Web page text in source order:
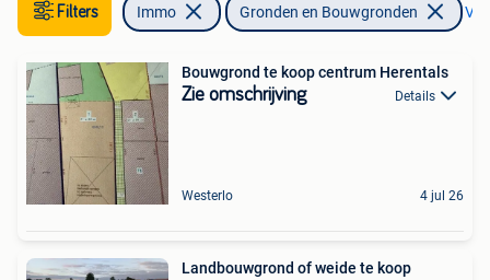
Filters Immo Gronden en Bouwgronden
Bouwgrond te koop centrum Herentals
Zie omschrijving Details
Westerlo 4 jul 26
Landbouwgrond of weide te koop